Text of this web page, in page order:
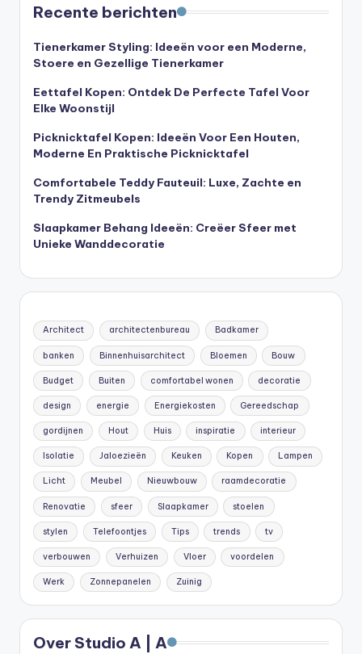
Recente berichten
Tienerkamer Styling: Ideeën voor een Moderne,
Stoere en Gezellige Tienerkamer
Eettafel Kopen: Ontdek De Perfecte Tafel Voor
Elke Woonstijl
Picknicktafel Kopen: Ideeën Voor Een Houten,
Moderne En Praktische Picknicktafel
Comfortabele Teddy Fauteuil: Luxe, Zachte en
Trendy Zitmeubels
Slaapkamer Behang Ideeën: Creëer Sfeer met
Unieke Wanddecoratie
Architect architectenbureau Badkamer
banken Binnenhuisarchitect Bloemen Bouw
Budget Buiten comfortabel wonen decoratie
design energie Energiekosten Gereedschap
gordijnen Hout Huis inspiratie interieur
Isolatie Jaloezieën Keuken Kopen Lampen
Licht Meubel Nieuwbouw raamdecoratie
Renovatie sfeer Slaapkamer stoelen
stylen Telefoontjes Tips trends tv
verbouwen Verhuizen Vloer voordelen
Werk Zonnepanelen Zuinig
Over Studio A | A